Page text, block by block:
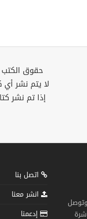
حقوق الكتب
لا يتم نشر
إذا تم نشر
وتوصل
اتصل بنا
انشر معنا
إدعمنا